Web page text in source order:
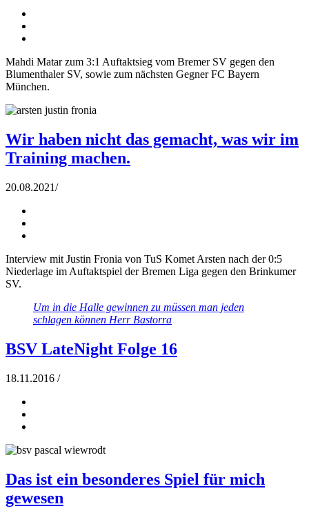
Mahdi Matar zum 3:1 Auftaktsieg vom Bremer SV gegen den
Blumenthaler SV, sowie zum nächsten Gegner FC Bayern
München.
Wir haben nicht das gemacht, was wir im
Training machen.
20.08.2021/
Interview mit Justin Fronia von TuS Komet Arsten nach der 0:5
Niederlage im Auftaktspiel der Bremen Liga gegen den Brinkumer
SV.
Um in die Halle gewinnen zu müssen man jeden
schlagen können Herr Bastorra
BSV LateNight Folge 16
18.11.2016 /
Das ist ein besonderes Spiel für mich
gewesen